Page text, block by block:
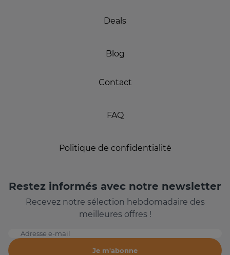
Deals
Blog
Contact
FAQ
Politique de confidentialité
Restez informés avec notre newsletter
Recevez notre sélection hebdomadaire des
meilleures offres !
Adresse e-mail
Je m'abonne